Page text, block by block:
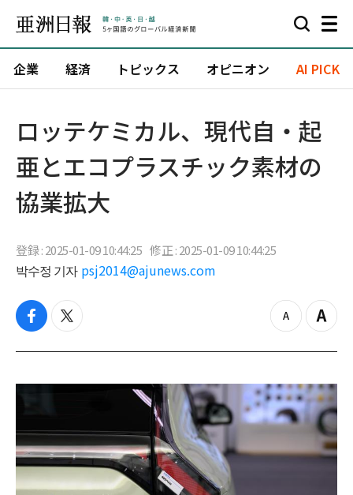
企業 経済 トピックス オピニオン AI PICK
ロッテケミカル、現代自・起
亜とエコプラスチック素材の
協業拡大
登録 : 2025-01-09 10:44:25 修正 : 2025-01-09 10:44:25
박수정 기자 psj2014@ajunews.com
f
c
b
k
t
i
t
z
o
o
u
t
Z
o
i
n